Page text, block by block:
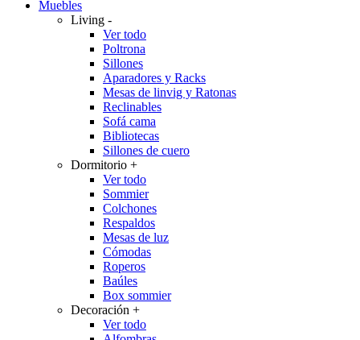
Muebles
Living -
Ver todo
Poltrona
Sillones
Aparadores y Racks
Mesas de linvig y Ratonas
Reclinables
Sofá cama
Bibliotecas
Sillones de cuero
Dormitorio +
Ver todo
Sommier
Colchones
Respaldos
Mesas de luz
Cómodas
Roperos
Baúles
Box sommier
Decoración +
Ver todo